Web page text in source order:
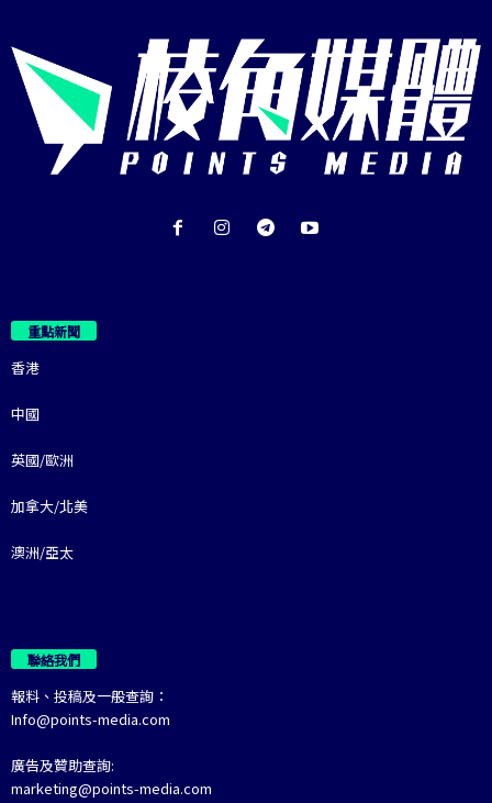
重點新聞
香港
中國
英國/歐洲
加拿大/北美
澳洲/亞太
聯絡我們
報料、投稿及一般查詢：
Info@points-media.com
廣告及贊助查詢:
marketing@points-media.com